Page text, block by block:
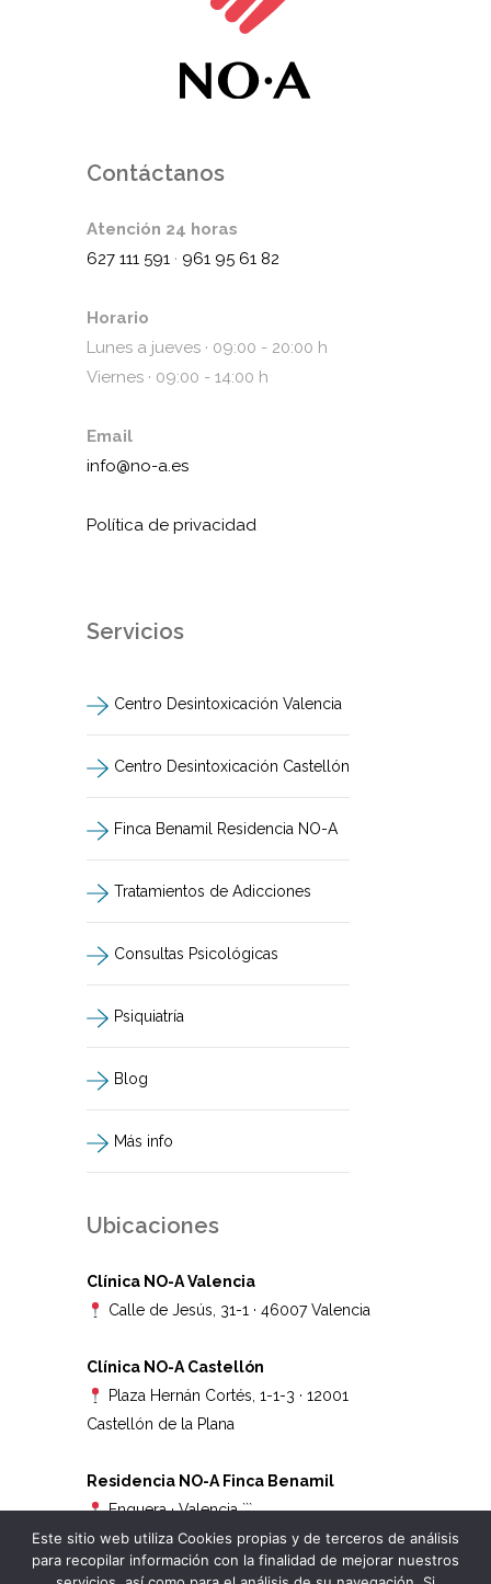
Contáctanos
Atención 24 horas
627 111 591 · 961 95 61 82
Horario
Lunes a jueves · 09:00 - 20:00 h
Viernes · 09:00 - 14:00 h
Email
info@no-a.es
Política de privacidad
Servicios
Centro Desintoxicación Valencia
Centro Desintoxicación Castellón
Finca Benamil Residencia NO-A
Tratamientos de Adicciones
Consultas Psicológicas
Psiquiatría
Blog
Más info
Ubicaciones
Clínica NO-A Valencia
Calle de Jesús, 31-1 · 46007 Valencia
Clínica NO-A Castellón
Plaza Hernán Cortés, 1-1-3 · 12001
Castellón de la Plana
Residencia NO-A Finca Benamil
Enguera · Valencia```
Este sitio web utiliza Cookies propias y de terceros de análisis
para recopilar información con la finalidad de mejorar nuestros